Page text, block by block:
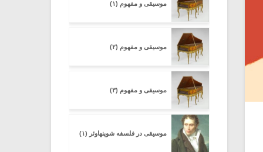
موسیقی و مفهوم (۱)
موسیقی و مفهوم (۲)
موسیقی و مفهوم (۳)
موسیقی در فلسفه شوپنهاوئر (۱)